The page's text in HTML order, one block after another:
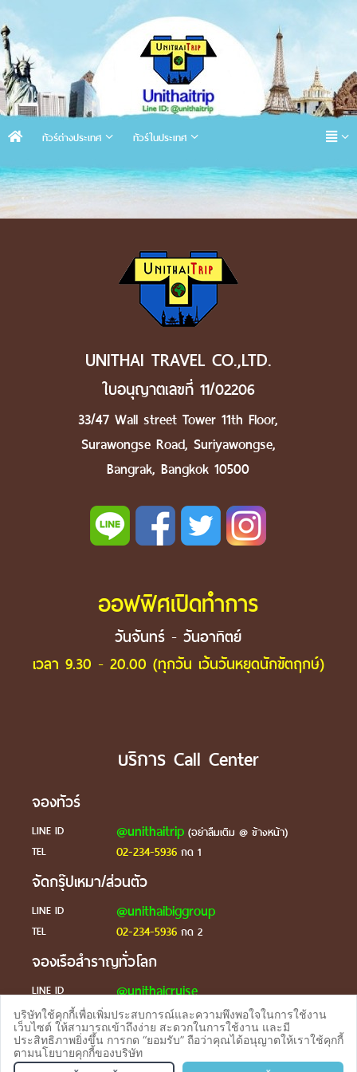
ทัวร์ต่างประเทศ ทัวร์ในประเทศ
จองทัวร TEL
UNITHAI TRAVEL CO.,LTD.
ใบอนุญาตเลขที่ 11/02206
33/47 Wall street Tower 11th Floor,
Surawongse Road, Suriyawongse,
Bangrak, Bangkok 10500
ออฟฟิศเปิดทำการ
วันจันทร์ - วันอาทิตย์
เวลา 9.30 - 20.00 (ทุกวัน เว้นวันหยุดนักขัตฤกษ์)
บริการ Call Center
จองทัวร์
LINE ID @unithaitrip(อย่าลืมเติม @ ข้างหน้า)
TEL
02-234-5936กด 1
จัดกรุ๊ปเหมา/ส่วนตัว
LINE ID @unithaibiggroup
TEL 02-234-5936กด 2
จองเรือสำราญทั่วโลก
LINE ID @unithaicruise
ร้องเรียน
LINE ID @unithaicare
บริษัทใช้คุกกี้เพื่อเพิ่มประสบการณ์และความพึงพอใจในการใช้งาน
เว็บไซต์ ให้สามารถเข้าถึงง่าย สะดวกในการใช้งาน และมี
ประสิทธิภาพยิ่งขึ้น การกด “ยอมรับ” ถือว่าคุณได้อนุญาตให้เราใช้คุกกี้
ตามนโยบายคุกกี้ของบริษัท